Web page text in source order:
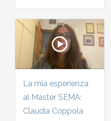
La mia esperienza
al Master SEMA:
Claudia Coppola